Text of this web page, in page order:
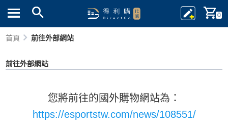
0
首頁 前往外部網站
前往外部網站
您將前往的國外購物網站為：
https://esportstw.com/news/108551/